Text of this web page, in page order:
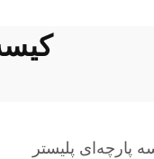
پارچه‌ای پلیستر